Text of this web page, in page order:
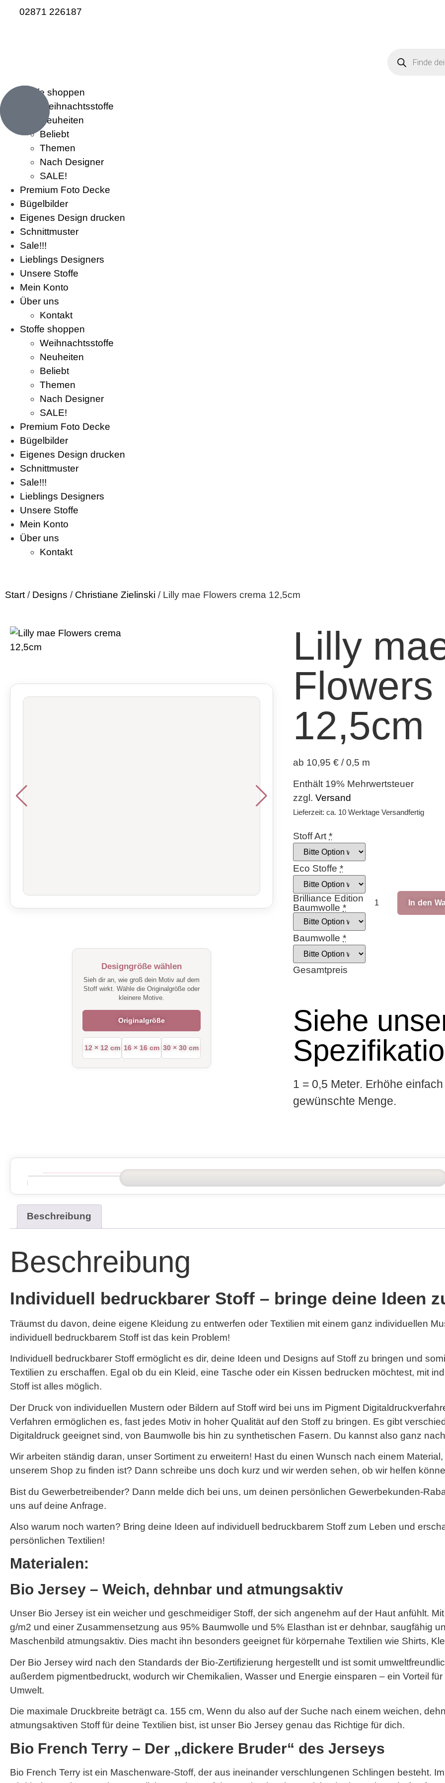
02871 226187
Stoffe shoppen
Weihnachtsstoffe
Neuheiten
Beliebt
Themen
Nach Designer
SALE!
Premium Foto Decke
Bügelbilder
Eigenes Design drucken
Schnittmuster
Sale!!!
Lieblings Designers
Unsere Stoffe
Mein Konto
Über uns
Kontakt
Stoffe shoppen
Weihnachtsstoffe
Neuheiten
Beliebt
Themen
Nach Designer
SALE!
Premium Foto Decke
Bügelbilder
Eigenes Design drucken
Schnittmuster
Sale!!!
Lieblings Designers
Unsere Stoffe
Mein Konto
Über uns
Kontakt
Start / Designs / Christiane Zielinski / Lilly mae Flowers crema 12,5cm
Designgröße wählen
Sieh dir an, wie groß dein Motiv auf dem
Stoff wirkt. Wähle die Originalgröße oder
kleinere Motive.
Originalgröße
12 × 12 cm 16 × 16 cm 30 × 30 cm
Lilly
12,5cm
ab 10,95 € / 0,5 m
Enthält 19% Mehrwertsteuer
zzgl. Versand
Lieferzeit: ca. 10 Werktage Versandfertig
Stoff Art *
Eco Stoffe *
Brilliance Edition
Baumwolle *
Baumwolle *
Gesamtpreis
In den
Siehe
1 = 0,5 Meter. Erhöhe
gewünschte Menge.
Beschreibung
Beschreibung
Individuell bedruckbarer Stoff – bringe deine Ideen
Träumst du davon, deine eigene Kleidung zu entwerfen oder Textilien mit einem ganz individuellen
individuell bedruckbarem Stoff ist das kein Problem!
Individuell bedruckbarer Stoff ermöglicht es dir, deine Ideen und Designs auf Stoff zu bringen und
Textilien zu erschaffen. Egal ob du ein Kleid, eine Tasche oder ein Kissen bedrucken möchtest, mit
Stoff ist alles möglich.
Der Druck von individuellen Mustern oder Bildern auf Stoff wird bei uns im Pigment
Verfahren ermöglichen es, fast jedes Motiv in hoher Qualität auf den Stoff zu bringen. Es gibt
Digitaldruck geeignet sind, von Baumwolle bis hin zu synthetischen Fasern. Du kannst also ganz
Wir arbeiten ständig daran, unser Sortiment zu erweitern! Hast du einen Wunsch nach einem
unserem Shop zu finden ist? Dann schreibe uns doch kurz und wir werden sehen, ob wir helfen
Bist du Gewerbetreibender? Dann melde dich bei uns, um deinen persönlichen Gewerbekunden-
uns auf deine Anfrage.
Also warum noch warten? Bring deine Ideen auf individuell bedruckbarem Stoff zum Leben und
persönlichen Textilien!
Materialen:
Bio Jersey – Weich, dehnbar und atmungsaktiv
Unser Bio Jersey ist ein weicher und geschmeidiger Stoff, der sich angenehm auf der Haut anfühlt.
g/m2 und einer Zusammensetzung aus 95% Baumwolle und 5% Elasthan ist er dehnbar, saugfähig
Maschenbild atmungsaktiv. Dies macht ihn besonders geeignet für körpernahe Textilien wie Shirts,
Der Bio Jersey wird nach den Standards der Bio-Zertifizierung hergestellt und ist somit
außerdem pigmentbedruckt, wodurch wir Chemikalien, Wasser und Energie einsparen – ein Vorteil
Umwelt.
Die maximale Druckbreite beträgt ca. 155 cm, Wenn du also auf der Suche nach einem weichen,
atmungsaktiven Stoff für deine Textilien bist, ist unser Bio Jersey genau das Richtige für dich.
Bio French Terry – Der „dickere Bruder“ des Jerseys
Bio French Terry ist ein Maschenware-Stoff, der aus ineinander verschlungenen Schlingen besteht.